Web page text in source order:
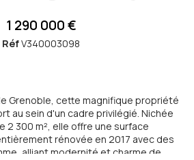
1 290 000 €
RéfV340003098
Grenoble, cette magnifique propriété
au sein d'un cadre privilégié. Nichée
2 300 m², elle offre une surface
rénovée en 2017 avec des
alliant modernité et charme de